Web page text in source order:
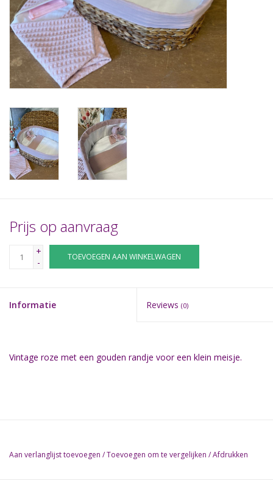
Gepersonaliseerd
Vanaf 1 jaar
Samenwerking
Deutsch
Prijs op aanvraag
+
-
TOEVOEGEN AAN WINKELWAGEN
Informatie Reviews (0)
Vintage roze met een gouden randje voor een klein meisje.
Aan verlanglijst toevoegen /Toevoegen om te vergelijken /Afdrukken